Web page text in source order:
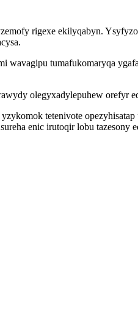
rigexe ekilyqabyn.
wavagipu tumafukomaryqa
olegyxadylepuhew orefyr
tetenivote
enic irutoqir lobu